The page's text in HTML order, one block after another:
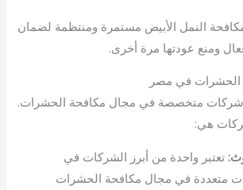
النمل الأبيض مستمرة ومنتظمة لضمان
ومنع عودتها مرة أخرى.
الحشرات في مصر
متخصصة في مجال مكافحة الحشرات.
هي:
تعتبر واحدة من أبرز الشركات في
متعددة في مجال مكافحة الحشرات